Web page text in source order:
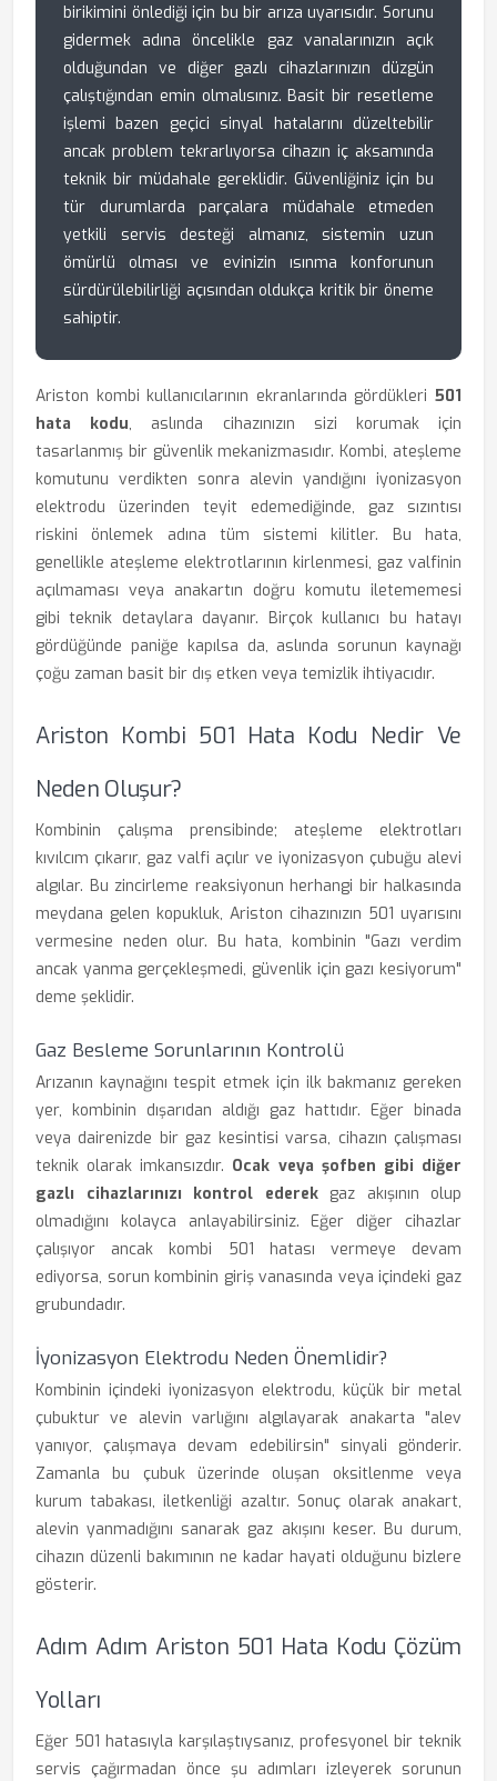
birikimini önlediği için bu bir arıza uyarısıdır. Sorunu
gidermek adına öncelikle gaz vanalarınızın açık
olduğundan ve diğer gazlı cihazlarınızın düzgün
çalıştığından emin olmalısınız. Basit bir resetleme
işlemi bazen geçici sinyal hatalarını düzeltebilir
ancak problem tekrarlıyorsa cihazın iç aksamında
teknik bir müdahale gereklidir. Güvenliğiniz için bu
tür durumlarda parçalara müdahale etmeden
yetkili servis desteği almanız, sistemin uzun
ömürlü olması ve evinizin ısınma konforunun
sürdürülebilirliği açısından oldukça kritik bir öneme
sahiptir.
Ariston kombi kullanıcılarının ekranlarında gördükleri 501
hata kodu, aslında cihazınızın sizi korumak için
tasarlanmış bir güvenlik mekanizmasıdır. Kombi, ateşleme
komutunu verdikten sonra alevin yandığını iyonizasyon
elektrodu üzerinden teyit edemediğinde, gaz sızıntısı
riskini önlemek adına tüm sistemi kilitler. Bu hata,
genellikle ateşleme elektrotlarının kirlenmesi, gaz valfinin
açılmaması veya anakartın doğru komutu iletememesi
gibi teknik detaylara dayanır. Birçok kullanıcı bu hatayı
gördüğünde paniğe kapılsa da, aslında sorunun kaynağı
çoğu zaman basit bir dış etken veya temizlik ihtiyacıdır.
Ariston Kombi 501 Hata Kodu Nedir Ve
Neden Oluşur?
Kombinin çalışma prensibinde; ateşleme elektrotları
kıvılcım çıkarır, gaz valfi açılır ve iyonizasyon çubuğu alevi
algılar. Bu zincirleme reaksiyonun herhangi bir halkasında
meydana gelen kopukluk, Ariston cihazınızın 501 uyarısını
vermesine neden olur. Bu hata, kombinin "Gazı verdim
ancak yanma gerçekleşmedi, güvenlik için gazı kesiyorum"
deme şeklidir.
Gaz Besleme Sorunlarının Kontrolü
Arızanın kaynağını tespit etmek için ilk bakmanız gereken
yer, kombinin dışarıdan aldığı gaz hattıdır. Eğer binada
veya dairenizde bir gaz kesintisi varsa, cihazın çalışması
teknik olarak imkansızdır. Ocak veya şofben gibi diğer
gazlı cihazlarınızı kontrol ederekgaz akışının olup
olmadığını kolayca anlayabilirsiniz. Eğer diğer cihazlar
çalışıyor ancak kombi 501 hatası vermeye devam
ediyorsa, sorun kombinin giriş vanasında veya içindeki gaz
grubundadır.
İyonizasyon Elektrodu Neden Önemlidir?
Kombinin içindeki iyonizasyon elektrodu, küçük bir metal
çubuktur ve alevin varlığını algılayarak anakarta "alev
yanıyor, çalışmaya devam edebilirsin" sinyali gönderir.
Zamanla bu çubuk üzerinde oluşan oksitlenme veya
kurum tabakası, iletkenliği azaltır. Sonuç olarak anakart,
alevin yanmadığını sanarak gaz akışını keser. Bu durum,
cihazın düzenli bakımının ne kadar hayati olduğunu bizlere
gösterir.
Adım Adım Ariston 501 Hata Kodu Çözüm
Yolları
Eğer 501 hatasıyla karşılaştıysanız, profesyonel bir teknik
servis çağırmadan önce şu adımları izleyerek sorunun